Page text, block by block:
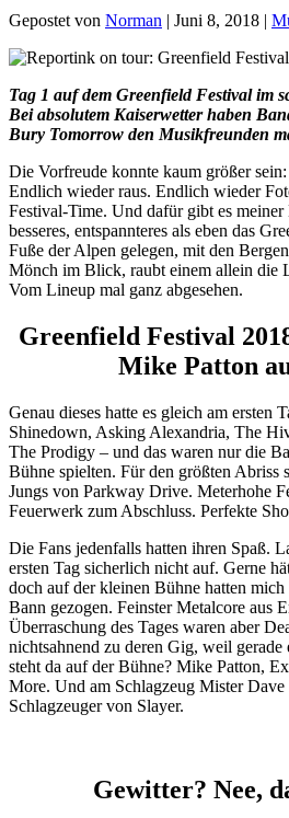
Gepostet von Norman | Juni 8, 2018 |
Tag 1 auf dem Greenfield Festival im
Bei absolutem Kaiserwetter haben
Bury Tomorrow den Musikfreunden
Die Vorfreude konnte kaum größer
Endlich wieder raus. Endlich wieder
Festival-Time. Und dafür gibt es
besseres, entspannteres als eben das
Fuße der Alpen gelegen, mit den
Mönch im Blick, raubt einem allein die
Vom Lineup mal ganz abgesehen.
Greenfield Festival
Mike Patton
Genau dieses hatte es gleich am ersten
Shinedown, Asking Alexandria, The
The Prodigy – und das waren nur die
Bühne spielten. Für den größten Abriss
Jungs von Parkway Drive. Meterhohe
Feuerwerk zum Abschluss. Perfekte
Die Fans jedenfalls hatten ihren Spaß.
ersten Tag sicherlich nicht auf. Gerne
doch auf der kleinen Bühne hatten
Bann gezogen. Feinster Metalcore aus
Überraschung des Tages waren aber
nichtsahnend zu deren Gig, weil gerade
steht da auf der Bühne? Mike Patton,
More. Und am Schlagzeug Mister
Schlagzeuger von Slayer.
Gewitter? Nee,